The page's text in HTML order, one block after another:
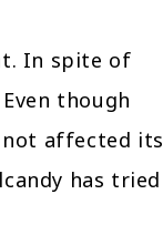
In spite of
though
affected its
has tried